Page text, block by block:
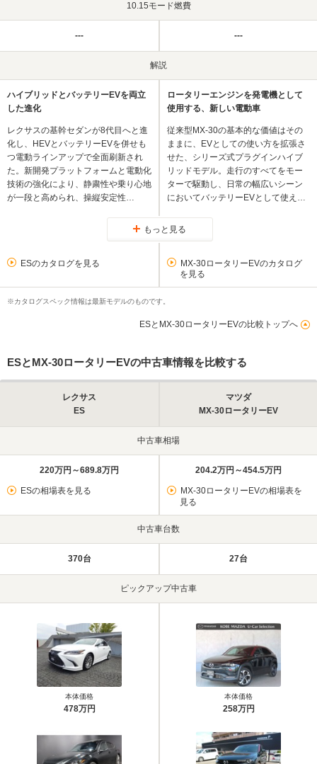
10.15モード燃費
--- ---
解説
ハイブリッドとバッテリーEVを両立
した進化
レクサスの基幹セダンが8代目へと進
化し、HEVとバッテリーEVを併せも
つ電動ラインアップで全面刷新され
た。新開発プラットフォームと電動化
技術の強化により、静粛性や乗り心地
が一段と高められ、操縦安定性…
ロータリーエンジンを発電機として
使用する、新しい電動車
従来型MX-30の基本的な価値はその
ままに、EVとしての使い方を拡張さ
せた、シリーズ式プラグインハイブ
リッドモデル。走行のすべてをモー
ターで駆動し、日常の幅広いシーン
においてバッテリーEVとして使え…
もっと見る
ESのカタログを見る
MX-30ロータリーEVのカタログ
を見る
※カタログスペック情報は最新モデルのものです。
ESとMX-30ロータリーEVの比較トップへ
ESとMX-30ロータリーEVの中古車情報を比較する
レクサス
ES
マツダ
MX-30ロータリーEV
中古車相場
220万円～689.8万円
ESの相場表を見る
204.2万円～454.5万円
MX-30ロータリーEVの相場表を
見る
中古車台数
370台 27台
ピックアップ中古車
本体価格
478万円
本体価格
258万円